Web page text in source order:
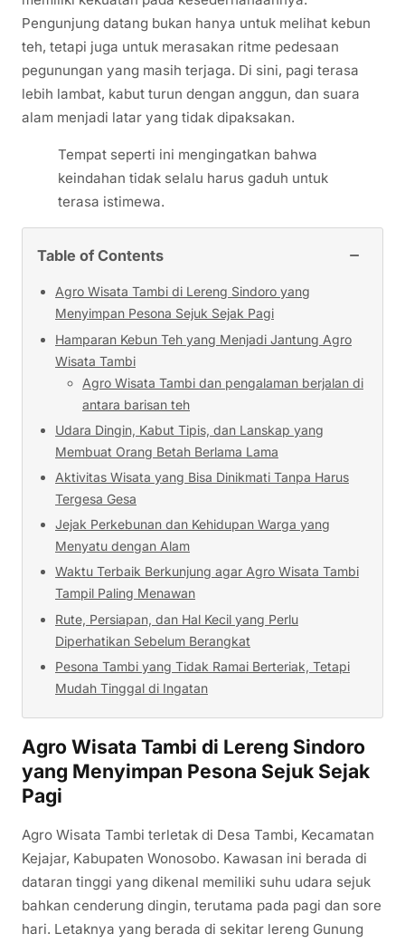
Pengunjung datang bukan hanya untuk melihat kebun
teh, tetapi juga untuk merasakan ritme pedesaan
pegunungan yang masih terjaga. Di sini, pagi terasa
lebih lambat, kabut turun dengan anggun, dan suara
alam menjadi latar yang tidak dipaksakan.
Tempat seperti ini mengingatkan bahwa
keindahan tidak selalu harus gaduh untuk
terasa istimewa.
Table of Contents −
Agro Wisata Tambi di Lereng Sindoro yang
Menyimpan Pesona Sejuk Sejak Pagi
Hamparan Kebun Teh yang Menjadi Jantung Agro
Wisata Tambi
Agro Wisata Tambi dan pengalaman berjalan di
antara barisan teh
Udara Dingin, Kabut Tipis, dan Lanskap yang
Membuat Orang Betah Berlama Lama
Aktivitas Wisata yang Bisa Dinikmati Tanpa Harus
Tergesa Gesa
Jejak Perkebunan dan Kehidupan Warga yang
Menyatu dengan Alam
Waktu Terbaik Berkunjung agar Agro Wisata Tambi
Tampil Paling Menawan
Rute, Persiapan, dan Hal Kecil yang Perlu
Diperhatikan Sebelum Berangkat
Pesona Tambi yang Tidak Ramai Berteriak, Tetapi
Mudah Tinggal di Ingatan
Agro Wisata Tambi di Lereng Sindoro
yang Menyimpan Pesona Sejuk Sejak
Pagi
Agro Wisata Tambi terletak di Desa Tambi, Kecamatan
Kejajar, Kabupaten Wonosobo. Kawasan ini berada di
dataran tinggi yang dikenal memiliki suhu udara sejuk
bahkan cenderung dingin, terutama pada pagi dan sore
hari. Letaknya yang berada di sekitar lereng Gunung